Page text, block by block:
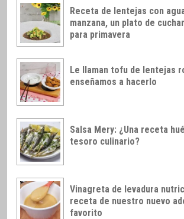
Receta de lentejas con
manzana, un plato de
para primavera
Le llaman tofu de lentejas
enseñamos a hacerlo
Salsa Mery: ¿Una receta
tesoro culinario?
Vinagreta de levadura
receta de nuestro nuevo
favorito